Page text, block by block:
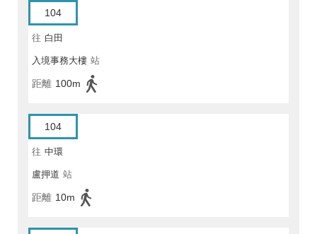
104
往 白田
入境事務大樓 站
距離 100m
104
往 中環
盧押道 站
距離 10m